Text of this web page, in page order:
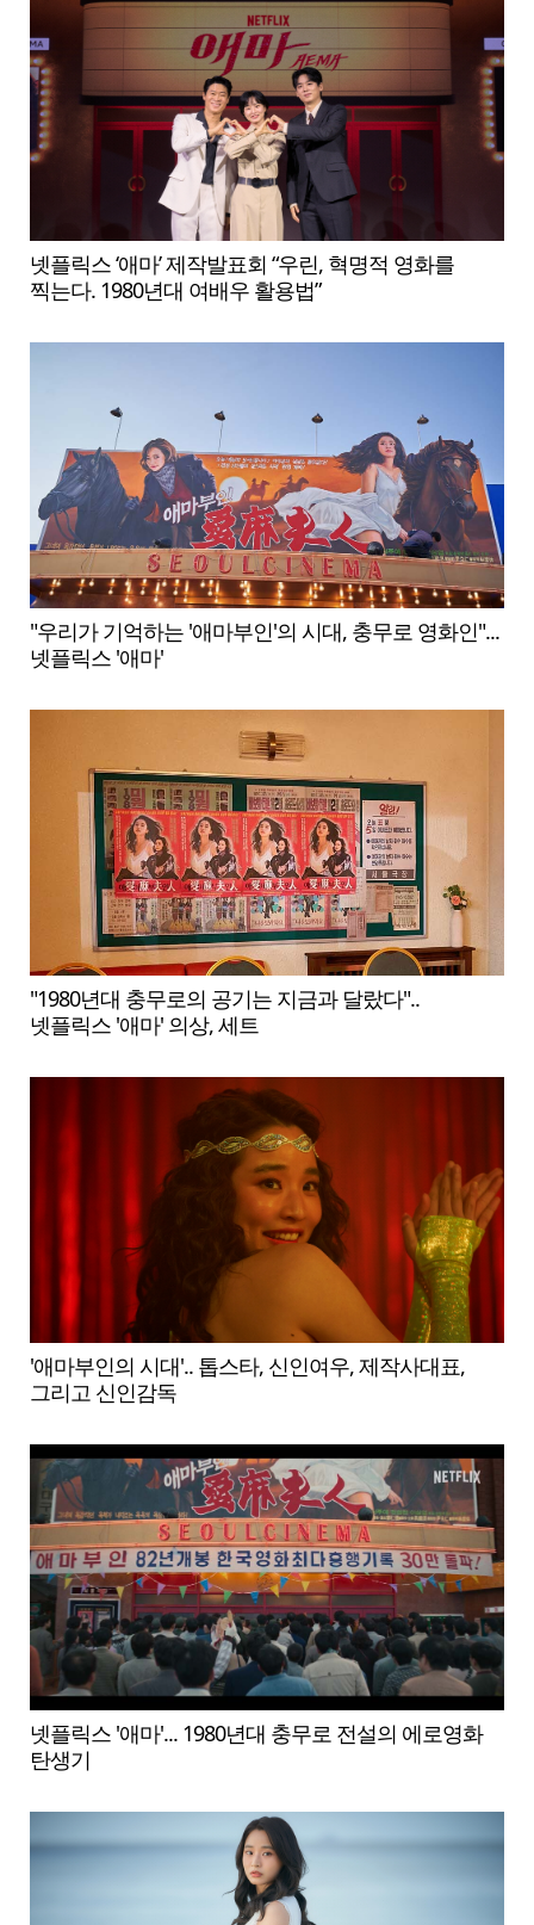
넷플릭스 ‘애마’ 제작발표회 “우린, 혁명적 영화를
찍는다. 1980년대 여배우 활용법”
"우리가 기억하는 '애마부인'의 시대, 충무로 영화인"...
넷플릭스 '애마'
"1980년대 충무로의 공기는 지금과 달랐다"..
넷플릭스 '애마' 의상, 세트
'애마부인의 시대'.. 톱스타, 신인여우, 제작사대표,
그리고 신인감독
넷플릭스 '애마'... 1980년대 충무로 전설의 에로영화
탄생기